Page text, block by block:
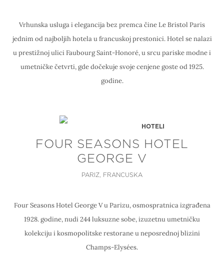
Vrhunska usluga i elegancija bez premca čine Le Bristol Paris
jednim od najboljih hotela u francuskoj prestonici. Hotel se nalazi
u prestižnoj ulici Faubourg Saint-Honoré, u srcu pariske modne i
umetničke četvrti, gde dočekuje svoje cenjene goste od 1925.
godine.
HOTELI
FOUR SEASONS HOTEL
GEORGE V
PARIZ, FRANCUSKA
Four Seasons Hotel George V u Parizu, osmospratnica izgrađena
1928. godine, nudi 244 luksuzne sobe, izuzetnu umetničku
kolekciju i kosmopolitske restorane u neposrednoj blizini
Champs-Elysées.